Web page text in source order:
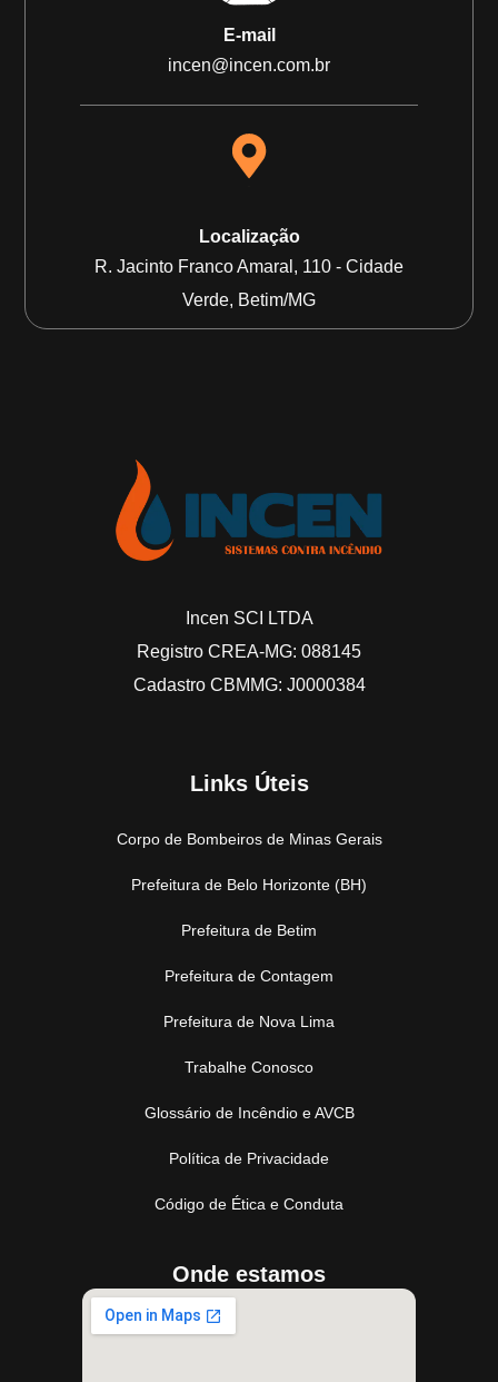
E-mail
incen@incen.com.br
Localização
R. Jacinto Franco Amaral, 110 - Cidade
Verde, Betim/MG
Incen SCI LTDA
Registro CREA-MG: 088145
Cadastro CBMMG: J0000384
Links Úteis
Corpo de Bombeiros de Minas Gerais
Prefeitura de Belo Horizonte (BH)
Prefeitura de Betim
Prefeitura de Contagem
Prefeitura de Nova Lima
Trabalhe Conosco
Glossário de Incêndio e AVCB
Política de Privacidade
Código de Ética e Conduta
Onde estamos